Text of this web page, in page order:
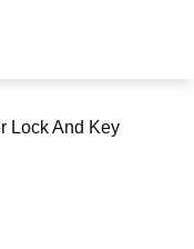
Lock And Key